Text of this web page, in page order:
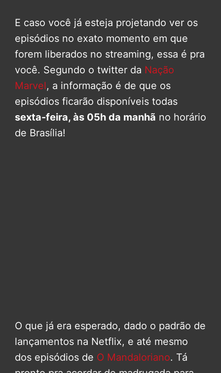
E caso você já esteja projetando ver os
episódios no exato momento em que
forem liberados no streaming, essa é pra
você. Segundo o twitter da Nação
Marvel, a informação é de que os
episódios ficarão disponíveis todas
sexta-feira, às 05h da manhã no horário
de Brasília!
O que já era esperado, dado o padrão de
lançamentos na Netflix, e até mesmo
dos episódios de O Mandaloriano. Tá